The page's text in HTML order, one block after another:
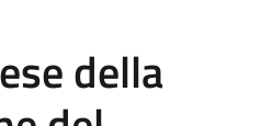
della